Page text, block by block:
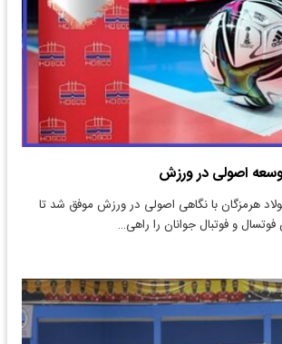
اصولی در ورزش
هرمزگان با نگاهی اصولی در ورزش موفق شد تا
و فوتبال جوانان را راهی…